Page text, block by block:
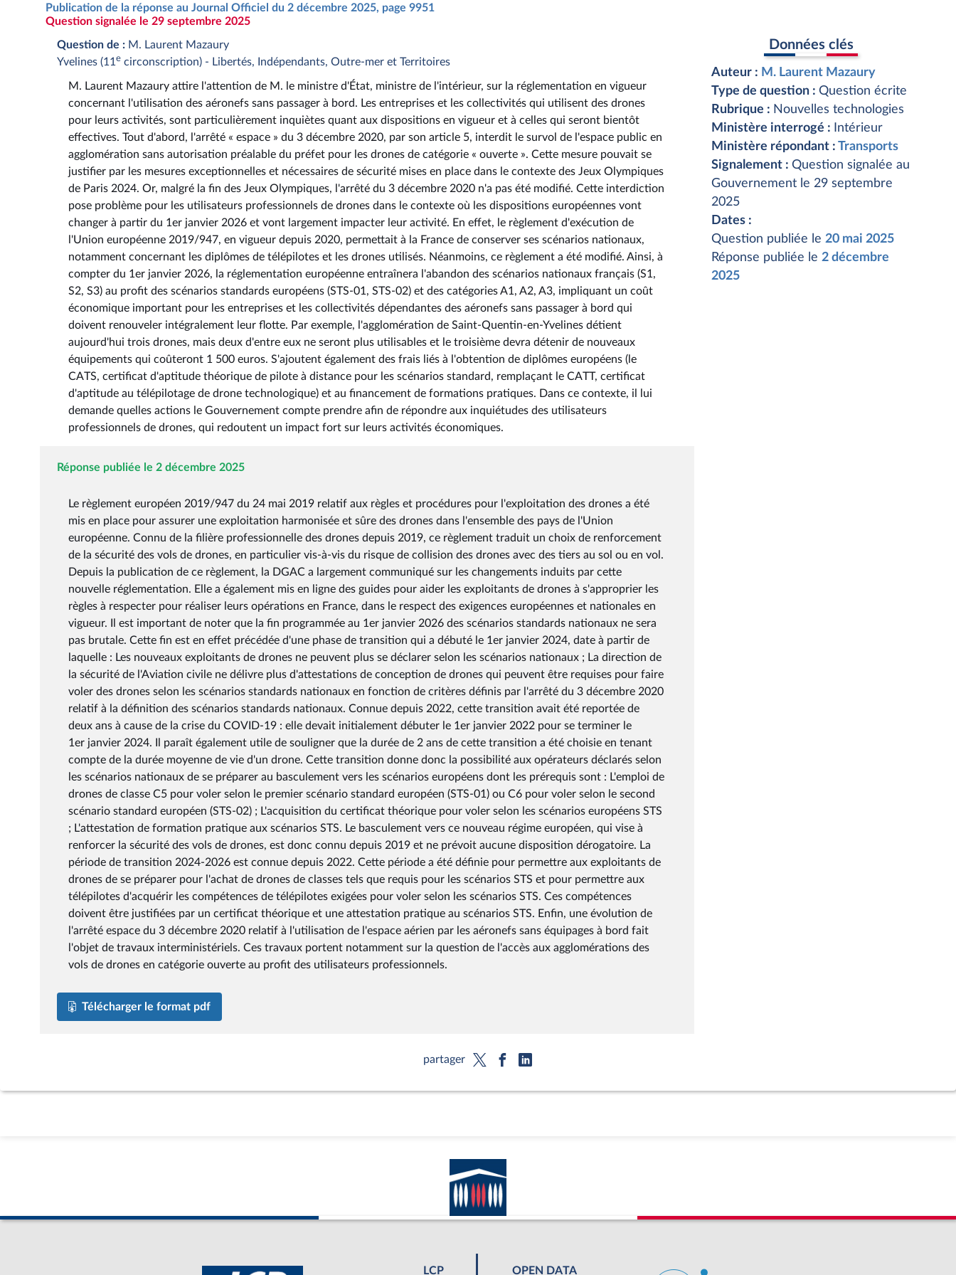
Publication de la réponse au Journal Officiel du 2 décembre 2025, page 9951
Question signalée le 29 septembre 2025
Question de : M. Laurent Mazaury
Yvelines (11 e circonscription) - Libertés, Indépendants, Outre-mer et Territoires
M. Laurent Mazaury attire l'attention de M. le ministre d'État, ministre de l'intérieur, sur la réglementation en vigueur
concernant l'utilisation des aéronefs sans passager à bord. Les entreprises et les collectivités qui utilisent des drones
pour leurs activités, sont particulièrement inquiètes quant aux dispositions en vigueur et à celles qui seront bientôt
effectives. Tout d'abord, l'arrêté « espace » du 3 décembre 2020, par son article 5, interdit le survol de l'espace public en
agglomération sans autorisation préalable du préfet pour les drones de catégorie « ouverte ». Cette mesure pouvait se
justifier par les mesures exceptionnelles et nécessaires de sécurité mises en place dans le contexte des Jeux Olympiques
de Paris 2024. Or, malgré la fin des Jeux Olympiques, l'arrêté du 3 décembre 2020 n'a pas été modifié. Cette interdiction
pose problème pour les utilisateurs professionnels de drones dans le contexte où les dispositions européennes vont
changer à partir du 1er janvier 2026 et vont largement impacter leur activité. En effet, le règlement d'exécution de
l'Union européenne 2019/947, en vigueur depuis 2020, permettait à la France de conserver ses scénarios nationaux,
notamment concernant les diplômes de télépilotes et les drones utilisés. Néanmoins, ce règlement a été modifié. Ainsi, à
compter du 1er janvier 2026, la réglementation européenne entraînera l'abandon des scénarios nationaux français (S1,
S2, S3) au profit des scénarios standards européens (STS-01, STS-02) et des catégories A1, A2, A3, impliquant un coût
économique important pour les entreprises et les collectivités dépendantes des aéronefs sans passager à bord qui
doivent renouveler intégralement leur flotte. Par exemple, l'agglomération de Saint-Quentin-en-Yvelines détient
aujourd'hui trois drones, mais deux d'entre eux ne seront plus utilisables et le troisième devra détenir de nouveaux
équipements qui coûteront 1 500 euros. S'ajoutent également des frais liés à l'obtention de diplômes européens (le
CATS, certificat d'aptitude théorique de pilote à distance pour les scénarios standard, remplaçant le CATT, certificat
d'aptitude au télépilotage de drone technologique) et au financement de formations pratiques. Dans ce contexte, il lui
demande quelles actions le Gouvernement compte prendre afin de répondre aux inquiétudes des utilisateurs
professionnels de drones, qui redoutent un impact fort sur leurs activités économiques.
Réponse publiée le 2 décembre 2025
Le règlement européen 2019/947 du 24 mai 2019 relatif aux règles et procédures pour l'exploitation des drones a été
mis en place pour assurer une exploitation harmonisée et sûre des drones dans l'ensemble des pays de l'Union
européenne. Connu de la filière professionnelle des drones depuis 2019, ce règlement traduit un choix de renforcement
de la sécurité des vols de drones, en particulier vis-à-vis du risque de collision des drones avec des tiers au sol ou en vol.
Depuis la publication de ce règlement, la DGAC a largement communiqué sur les changements induits par cette
nouvelle réglementation. Elle a également mis en ligne des guides pour aider les exploitants de drones à s'approprier les
règles à respecter pour réaliser leurs opérations en France, dans le respect des exigences européennes et nationales en
vigueur. Il est important de noter que la fin programmée au 1er janvier 2026 des scénarios standards nationaux ne sera
pas brutale. Cette fin est en effet précédée d'une phase de transition qui a débuté le 1er janvier 2024, date à partir de
laquelle : Les nouveaux exploitants de drones ne peuvent plus se déclarer selon les scénarios nationaux ; La direction de
la sécurité de l'Aviation civile ne délivre plus d'attestations de conception de drones qui peuvent être requises pour faire
voler des drones selon les scénarios standards nationaux en fonction de critères définis par l'arrêté du 3 décembre 2020
relatif à la définition des scénarios standards nationaux. Connue depuis 2022, cette transition avait été reportée de
deux ans à cause de la crise du COVID-19 : elle devait initialement débuter le 1er janvier 2022 pour se terminer le
1er janvier 2024. Il paraît également utile de souligner que la durée de 2 ans de cette transition a été choisie en tenant
compte de la durée moyenne de vie d'un drone. Cette transition donne donc la possibilité aux opérateurs déclarés selon
les scénarios nationaux de se préparer au basculement vers les scénarios européens dont les prérequis sont : L'emploi de
drones de classe C5 pour voler selon le premier scénario standard européen (STS-01) ou C6 pour voler selon le second
scénario standard européen (STS-02) ; L'acquisition du certificat théorique pour voler selon les scénarios européens STS
; L'attestation de formation pratique aux scénarios STS. Le basculement vers ce nouveau régime européen, qui vise à
renforcer la sécurité des vols de drones, est donc connu depuis 2019 et ne prévoit aucune disposition dérogatoire. La
période de transition 2024-2026 est connue depuis 2022. Cette période a été définie pour permettre aux exploitants de
drones de se préparer pour l'achat de drones de classes tels que requis pour les scénarios STS et pour permettre aux
télépilotes d'acquérir les compétences de télépilotes exigées pour voler selon les scénarios STS. Ces compétences
doivent être justifiées par un certificat théorique et une attestation pratique au scénarios STS. Enfin, une évolution de
l'arrêté espace du 3 décembre 2020 relatif à l'utilisation de l'espace aérien par les aéronefs sans équipages à bord fait
l'objet de travaux interministériels. Ces travaux portent notamment sur la question de l'accès aux agglomérations des
vols de drones en catégorie ouverte au profit des utilisateurs professionnels.
Télécharger le format pdf
Données clés
Auteur : M. Laurent Mazaury
Type de question : Question écrite
Rubrique : Nouvelles technologies
Ministère interrogé :
Intérieur
Ministère répondant : Transports
Signalement : Question signalée au
Gouvernement le 29 septembre
2025
Dates :
Question publiée le 20 mai 2025
Réponse publiée le 2 décembre
2025
partager
LCP OPEN DATA